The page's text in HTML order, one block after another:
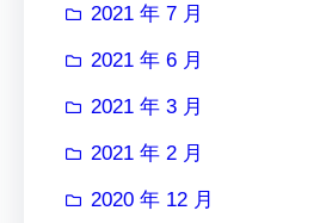
2021 年 7 月
2021 年 6 月
2021 年 3 月
2021 年 2 月
2020 年 12 月